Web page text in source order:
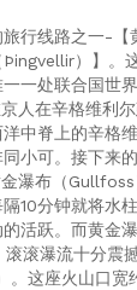
行线路之一-【
）】。
一处联合国世
人在辛格维利
中脊上的辛格
小可。接下来
瀑布（
10分钟就将水
活跃。而黄金
滚瀑流十分震
。这座火山口